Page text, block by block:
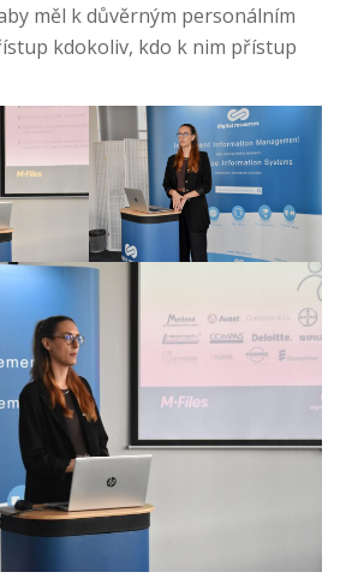
měl k důvěrným personálním
kdokoliv, kdo k nim přístup